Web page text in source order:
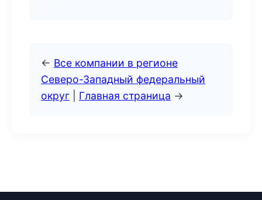
← Все компании в регионе
Северо-Западный федеральный
округ
Главная страница →